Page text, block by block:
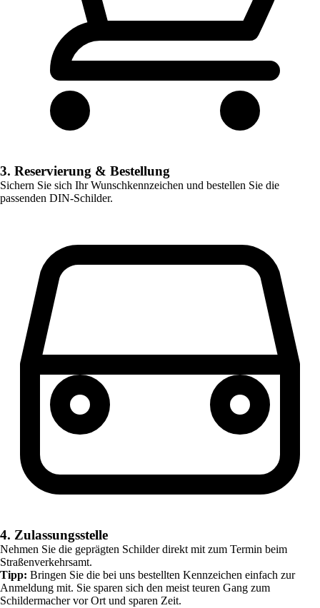
3. Reservierung & Bestellung
Sichern Sie sich Ihr Wunschkennzeichen und bestellen Sie die
passenden DIN-Schilder.
4. Zulassungsstelle
Nehmen Sie die geprägten Schilder direkt mit zum Termin beim
Straßenverkehrsamt.
Tipp: Bringen Sie die bei uns bestellten Kennzeichen einfach zur
Anmeldung mit. Sie sparen sich den meist teuren Gang zum
Schildermacher vor Ort und sparen Zeit.